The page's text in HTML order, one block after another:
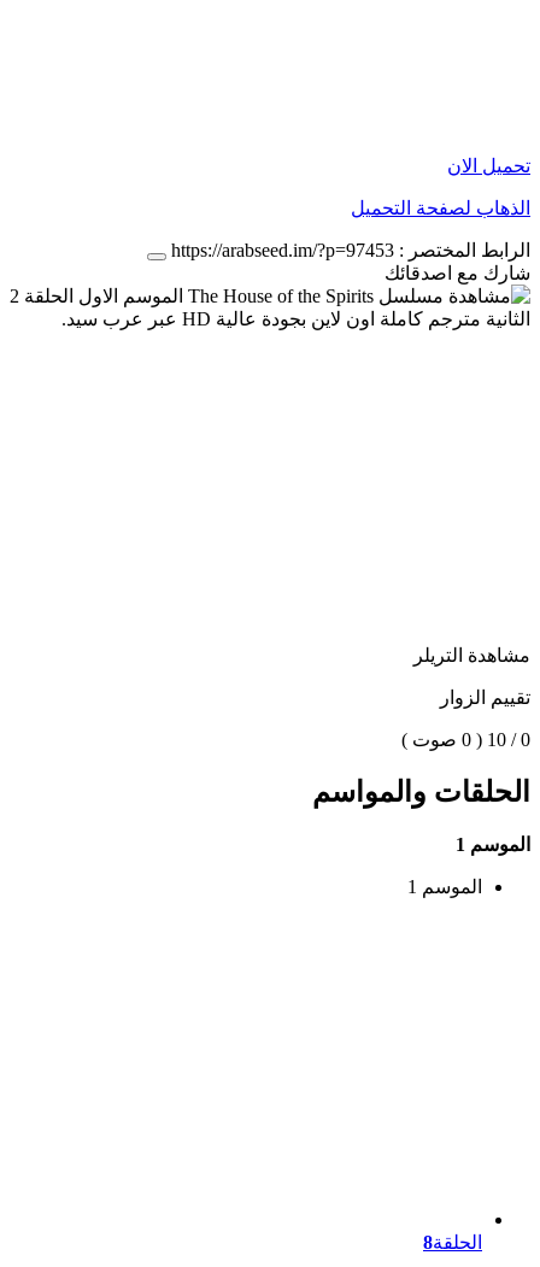
تحميل الان
الذهاب لصفحة التحميل
الرابط المختصر : https://arabseed.im/?p=97453
شارك مع اصدقائك
مشاهدة التريلر
تقييم الزوار
0 / 10 ( 0 صوت )
الحلقات والمواسم
الموسم 1
الموسم 1
الحلقة8